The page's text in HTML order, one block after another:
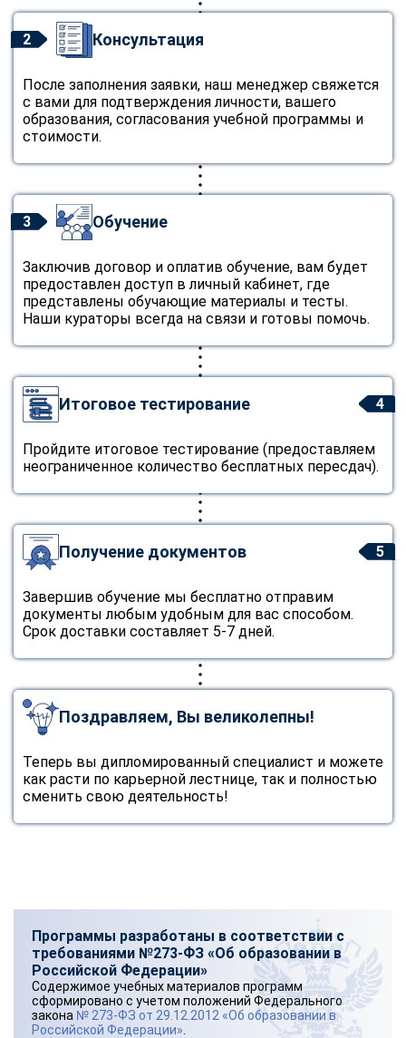
2 Консультация
После заполнения заявки, наш менеджер свяжется
с вами для подтверждения личности, вашего
образования, согласования учебной программы и
стоимости.
3 Обучение
Заключив договор и оплатив обучение, вам будет
предоставлен доступ в личный кабинет, где
представлены обучающие материалы и тесты.
Наши кураторы всегда на связи и готовы помочь.
4
Итоговое тестирование
Пройдите итоговое тестирование (предоставляем
неограниченное количество бесплатных пересдач).
5
Получение документов
Завершив обучение мы бесплатно отправим
документы любым удобным для вас способом.
Срок доставки составляет 5-7 дней.
Поздравляем, Вы великолепны!
Теперь вы дипломированный специалист и можете
как расти по карьерной лестнице, так и полностью
сменить свою деятельность!
Программы разработаны в соответствии с
требованиями №273-ФЗ «Об образовании в
Российской Федерации»
Содержимое учебных материалов программ
сформировано с учетом положений Федерального
закона № 273-ФЗ от 29.12.2012 «Об образовании в
Российской Федерации»